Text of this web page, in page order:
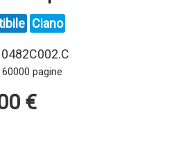
Ciano
0482C002.C
60000 pagine
€